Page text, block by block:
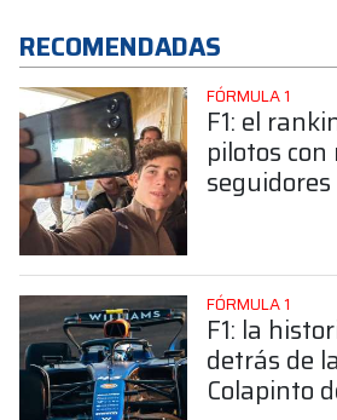
RECOMENDADAS
FÓRMULA 1
F1: el
pilotos con
FÓRMULA 1
F1: la
detrás de
Colapinto